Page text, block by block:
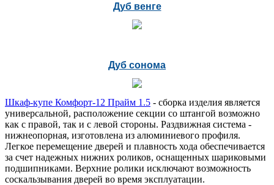
Дуб венге
Дуб сонома
Шкаф-купе Комфорт-12 Прайм 1.5 - сборка изделия является
универсальной, расположение секции со штангой возможно
как с правой, так и с левой стороны. Раздвижная система -
нижнеопорная, изготовлена из алюминиевого профиля.
Легкое перемещение дверей и плавность хода обеспечивается
за счет надежных нижних роликов, оснащенных шариковыми
подшипниками. Верхние ролики исключают возможность
соскальзывания дверей во время эксплуатации.